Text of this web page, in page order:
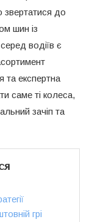
звертатися до
шин із
водіїв є
та експертна
саме ті колеса,
зачіп та
грі